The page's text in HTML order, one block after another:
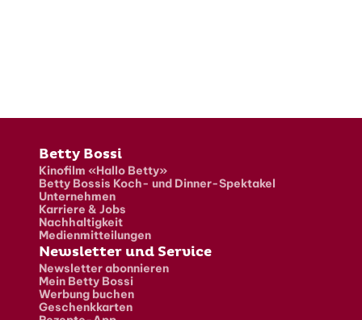
Fusszeile
Betty Bossi
Kinofilm «Hallo Betty»
Betty Bossis Koch- und Dinner-Spektakel
Unternehmen
Karriere & Jobs
Nachhaltigkeit
Medienmitteilungen
Newsletter und Service
Newsletter abonnieren
Mein Betty Bossi
Werbung buchen
Geschenkkarten